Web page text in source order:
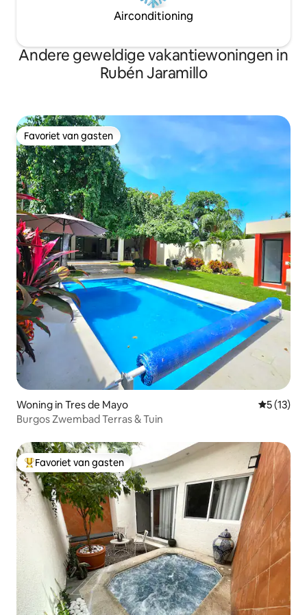
Airconditioning
Andere geweldige vakantiewoningen in
Rubén Jaramillo
Favoriet van gasten
Favoriet van gasten
Woning in Tres de Mayo
5 (13)
Burgos Zwembad Terras & Tuin
Topfavoriet van gasten
Favoriet van gasten